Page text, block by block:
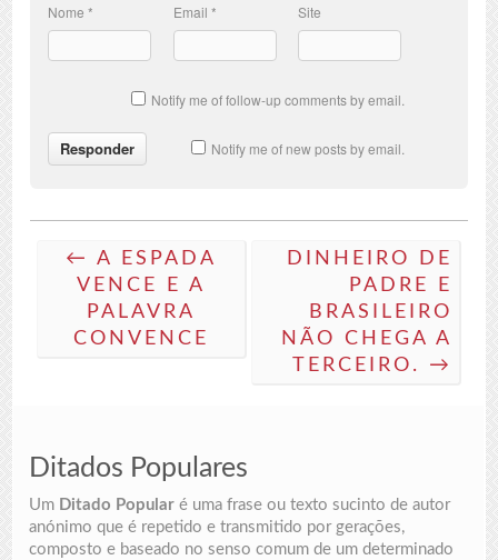
Nome* Email * Site
Notify me of follow-up comments by email.
Notify me of new posts by email.
← A ESPADA
VENCE E A
PALAVRA
CONVENCE
DINHEIRO DE
PADRE E
BRASILEIRO
NÃO CHEGA A
TERCEIRO. →
Ditados Populares
Um Ditado Popular é uma frase ou texto sucinto de autor
anónimo que é repetido e transmitido por gerações,
composto e baseado no senso comum de um determinado